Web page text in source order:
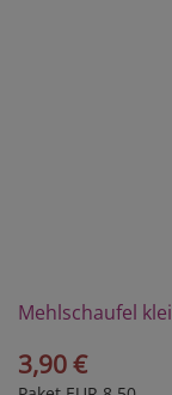
Mehlschaufel
3,90 €